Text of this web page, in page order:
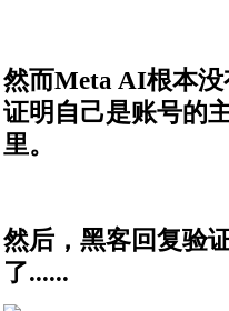
然而Meta AI根本
证明自己是账号的
里。
然后，黑客回复验
了......